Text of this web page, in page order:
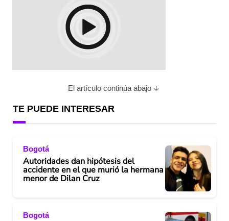
El artículo continúa abajo
TE PUEDE INTERESAR
Bogotá
Autoridades dan hipótesis del
accidente en el que murió la hermana
menor de Dilan Cruz
Bogotá